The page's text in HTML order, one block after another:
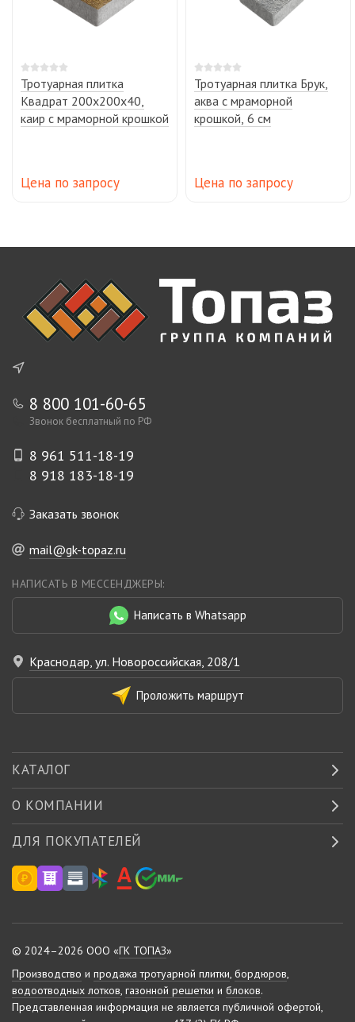
Тротуарная плитка
Квадрат 200х200х40,
каир с мраморной крошкой
Цена по запросу
Тротуарная плитка Брук,
аква с мраморной
крошкой, 6 см
Цена по запросу
8 800 101-60-65
Звонок бесплатный по РФ
8 961 511-18-19
8 918 183-18-19
Заказать звонок
mail@gk-topaz.ru
НАПИСАТЬ В МЕССЕНДЖЕРЫ:
Написать в Whatsapp
Краснодар, ул. Новороссийская, 208/1
Проложить маршрут
КАТАЛОГ
О КОМПАНИИ
ДЛЯ ПОКУПАТЕЛЕЙ
© 2024–2026 ООО «ГК ТОПАЗ»
Производство и продажа тротуарной плитки, бордюров,
водоотводных лотков, газонной решетки и блоков.
Представленная информация не является публичной офертой,